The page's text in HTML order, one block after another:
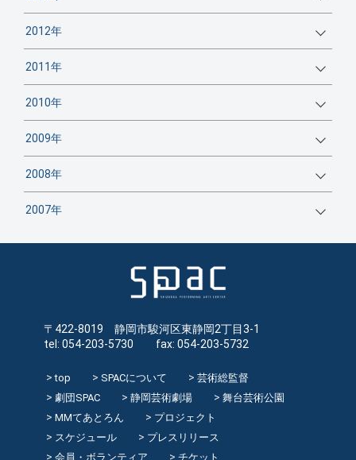
2012年
2011年
2010年
2009年
2008年
2007年
〒422-8019 静岡市駿河区東静岡2丁目3-1
tel: 054-203-5730 fax: 054-203-5732
top SPACについて
芸術総監督
劇団SPAC
静岡芸術劇場
舞台芸術公園
MMてあとろん
プロジェクト
スケジュール
プレスリリース
会員・ボランティア
チケット